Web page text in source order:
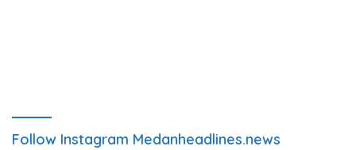
Follow Instagram Medanheadlines.news